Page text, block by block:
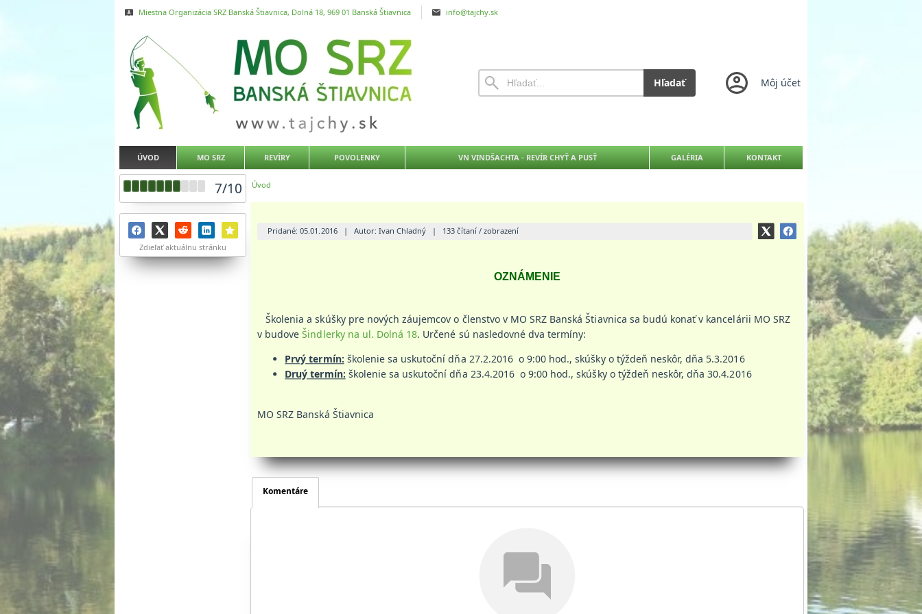
Miestna Organizácia SRZ Banská Štiavnica, Dolná 18, 969 01 Banská Štiavnica info@tajchy.sk
Hľadať Môj účet
ÚVOD MO SRZ REVÍRY POVOLENKY VN VINDŠACHTA - REVÍR CHYŤ A PUSŤ GALÉRIA KONTAKT
7/10
Zdieľať aktuálnu stránku
Úvod
Pridané: 05.01.2016| Autor: Ivan Chladný | 133 čítaní / zobrazení
OZNÁMENIE
Školenia a skúšky pre nových záujemcov o členstvo v MO SRZ Banská Štiavnica sa budú konať v kancelárii MO SRZ
v budoveŠindlerky na ul. Dolná 18. Určené sú nasledovné dva termíny:
Prvý termín: školenie sa uskutoční dňa 27.2.2016 o 9:00 hod., skúšky o týždeň neskôr, dňa 5.3.2016
Druý termín: školenie sa uskutoční dňa 23.4.2016 o 9:00 hod., skúšky o týždeň neskôr, dňa 30.4.2016
MO SRZ Banská Štiavnica
Komentáre